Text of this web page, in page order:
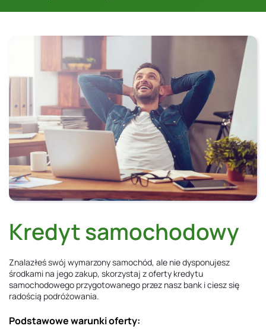
Kredyt samochodowy
Znalazłeś swój wymarzony samochód, ale nie dysponujesz
środkami na jego zakup, skorzystaj z oferty kredytu
samochodowego przygotowanego przez nasz bank i ciesz się
radością podróżowania.
Podstawowe warunki oferty: